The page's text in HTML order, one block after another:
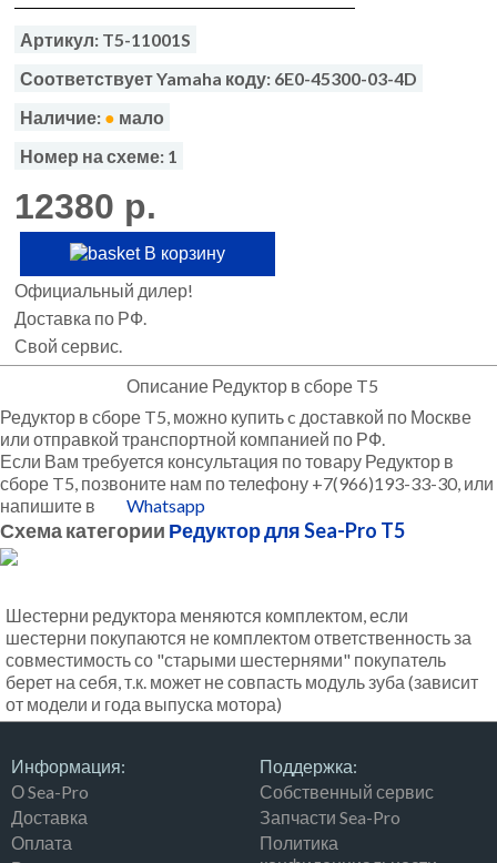
Артикул: T5-11001S
Соответствует Yamaha коду: 6E0-45300-03-4D
Наличие: ● мало
Номер на схеме: 1
12380 р.
В корзину
Официальный дилер!
Доставка по РФ.
Свой сервис.
Описание Редуктор в сборе T5
Редуктор в сборе T5, можно купить c доставкой по Москве
или отправкой транспортной компанией по РФ.
Если Вам требуется консультация по товару Редуктор в
сборе T5, позвоните нам по телефону +7(966)193-33-30, или
напишите в
Whatsapp
Схема категории Редуктор для Sea-Pro T5
Шестерни редуктора меняются комплектом, если
шестерни покупаются не комплектом ответственность за
совместимость со "старыми шестернями" покупатель
берет на себя, т.к. может не совпасть модуль зуба (зависит
от модели и года выпуска мотора)
Информация:
О Sea-Pro
Доставка
Оплата
Поддержка:
Собственный сервис
Запчасти Sea-Pro
Политика